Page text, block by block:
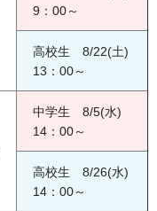
9：00～
高校生 8/22(土)
13：00～
中学生 8/5(水)
14：00～
高校生 8/26(水)
14：00～